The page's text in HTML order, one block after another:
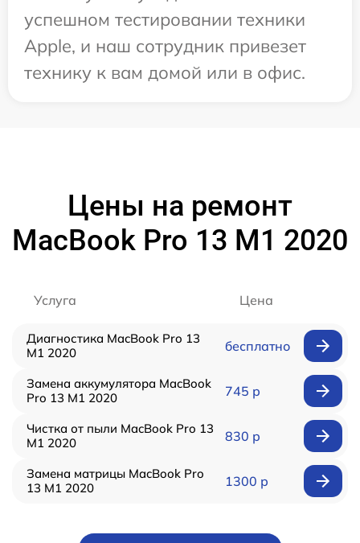
успешном тестировании техники
Apple, и наш сотрудник привезет
технику к вам домой или в офис.
Цены на ремонт
MacBook Pro 13 M1 2020
Услуга Цена
Диагностика MacBook Pro 13
M1 2020
бесплатно
Замена аккумулятора MacBook
Pro 13 M1 2020
745 р
Чистка от пыли MacBook Pro 13
M1 2020
830 р
Замена матрицы MacBook Pro
13 M1 2020
1300 р